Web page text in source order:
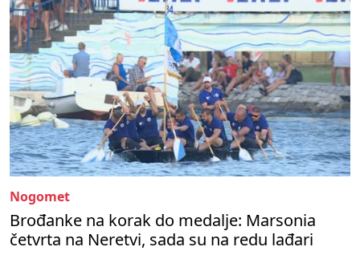
Nogomet
Brođanke na korak do medalje: Marsonia
četvrta na Neretvi, sada su na redu lađari